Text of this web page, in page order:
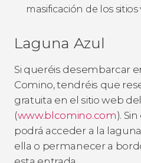
masificación de los sitios
Laguna Azul
Si queréis desembarcar
Comino, tendréis que
gratuita en el sitio web
(www.blcomino.com).
podrá acceder a la
ella o permanecer a